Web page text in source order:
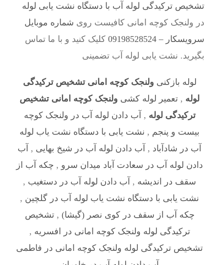
تشخیص ترکیدگی لوله آب با دستگاه نشت یابی لوله
در ولنجک کوچه امانی کافیست روی شماره موبایل
سرویسکار – 09198528524
کلیک کنید و با ما تماس
بگیرید. نشت یابی لوله آب تضمینی
لوله بازکنی ولنجک کوچه امانی تشخیص ترکیدگی
لوله , تعمیر لوله کشی ولنجک کوچه امانی تشخیص
ترکیدگی لوله , آب دادن لوله آب در ولنجک کوچه
بیست و پنجم , نشت یابی با دستگاه نشت یاب لوله
آب در شادآباد , آب دادن لوله آب در شیخ بهایی , آب
دادن لوله آب در سعادت آباد میدان سرو , چکه آب از
سقف در اندیشه , آب دادن لوله آب در دستغیب ,
نشت یابی با دستگاه نشت یاب لوله آب در گلچین ,
چکه آب از سقف در کوی نصر (گیشا) ,تشخیص
ترکیدگی لوله ولنجک کوچه امانی در افسریه ,
تشخیص ترکیدگی لوله ولنجک کوچه امانی در فاطمی